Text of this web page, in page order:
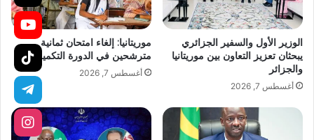
الوزير الأول والسفير الجزائري
يبحثان تعزيز التعاون بين موريتانيا
والجزائر
أغسطس 7, 2026
موريتانيا: إلغاء امتحان ثمانية
مترشحين في الدورة التكميلية
أغسطس 7, 2026